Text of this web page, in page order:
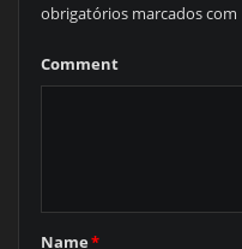
obrigatórios marcados com
Comment
Name*